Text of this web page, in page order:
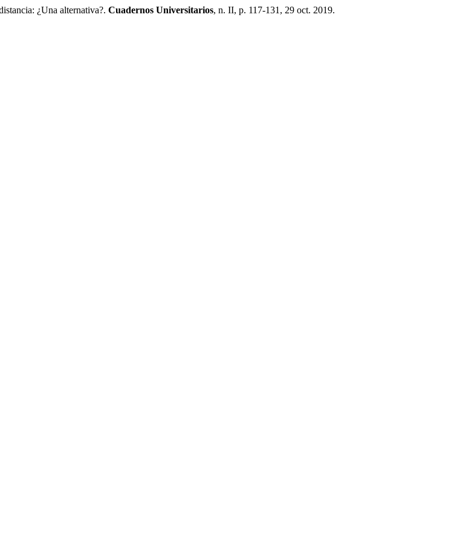
¿Una alternativa?. Cuadernos Universitarios, n. II, p. 117-131, 29 oct. 2019.